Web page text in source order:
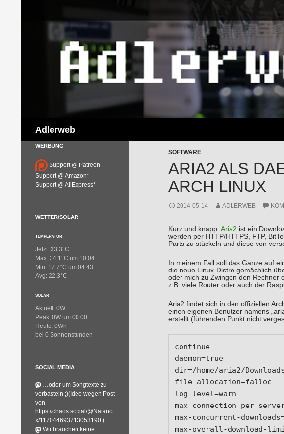
Adlerweb
SOFTWARE
ARIA2 ALS
ARCH LINUX
2014-05-14 ADLERWEB
Kurz und knapp: Aria2 ist ein
werden per HTTP/HTTPS, FTP,
Parts zu stückeln und diese von
In meinem Fall soll das Ganze auf
die neue Linux-Distro gemächlich
oder mich zu Zwingen den Rechner
z.B. viele Router oder auch der
Aria2 findet sich in den offiziellen
einen eigenen Benutzer namens
erstellt (führenden Punkt nicht
continue
daemon=true
dir=/home/aria2/Downloads
file-allocation=falloc
log-level=warn
max-connection-per-
max-concurrent-
max-overall-download-
WERBUNG
Support @ Patreon
Support @ Amazon*
Support @ AliExpress*
WETTER/SOLAR
TEMPERATUR
Jetzt: 33.3°C
Max: 34.1°C um 10:04
Min: 17.7°C um 04:43
Avg: 22.3°C
SOLAR
Aktuell: 0W
Peak: 0W um 00:00
Heute: 0Wh
bei 0 Sonnenstunden
SOCIAL MEDIA
…oder um Songtexte zu
verbasteln ;)(Idee wegen Post
von
https://chaos.social/@Natano
x/117044693713053190 )
Wir brauchen keine